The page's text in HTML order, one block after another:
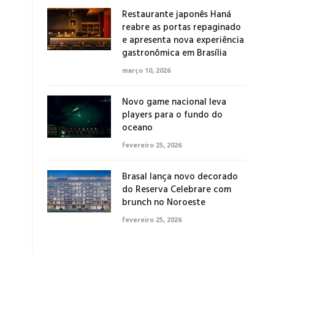
Restaurante japonês Haná
reabre as portas repaginado
e apresenta nova experiência
gastronômica em Brasília
março 10, 2026
Novo game nacional leva
players para o fundo do
oceano
fevereiro 25, 2026
Brasal lança novo decorado
do Reserva Celebrare com
brunch no Noroeste
fevereiro 25, 2026